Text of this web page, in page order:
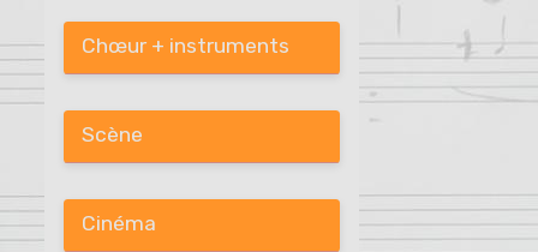
Chœur + instruments
Scène
Cinéma